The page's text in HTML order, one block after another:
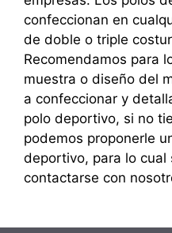
confeccionan en
de doble o triple
Recomendamos para
muestra o diseño del
a confeccionar y
polo deportivo, si no
podemos proponerle
deportivo, para lo cual
contactarse con